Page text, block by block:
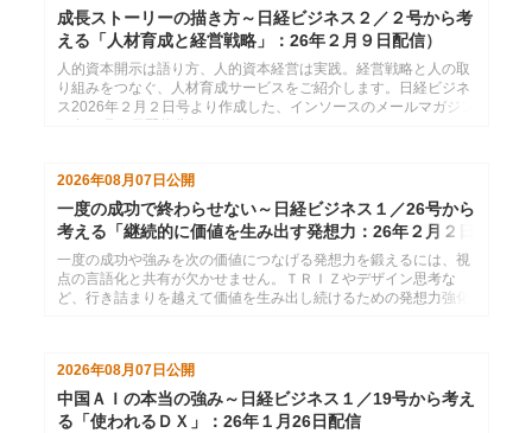
成長ストーリーの描き方～日経ビジネス２／２号から考
える「人材育成と経営戦略」：26年２月９日配信）
人的資本開示は語り方、人的資本経営は実践。経営戦略と人の取
り組みをつなぐ、人材育成サービスをご紹介します。日経ビジネ
ス2026年２月２日号より作成した、インソースのメールマガジン
2026年08月07日公開
一度の成功で終わらせない～日経ビジネス１／26号から
考える「継続的に価値を生み出す発想力：26年２月２日
配信
一度の成功や強みを次の価値につなげる発想力を鍛えるには、視
点の言語化と共有が欠かせません。ＴＲＩＺやデザイン思考な
ど、行き詰まりを越えて価値を生み出し続けるための発想力強化
2026年08月07日 公開
中国ＡＩの本当の強み～日経ビジネス１／19号から考え
る「使われるＤＸ」：26年１月26日配信